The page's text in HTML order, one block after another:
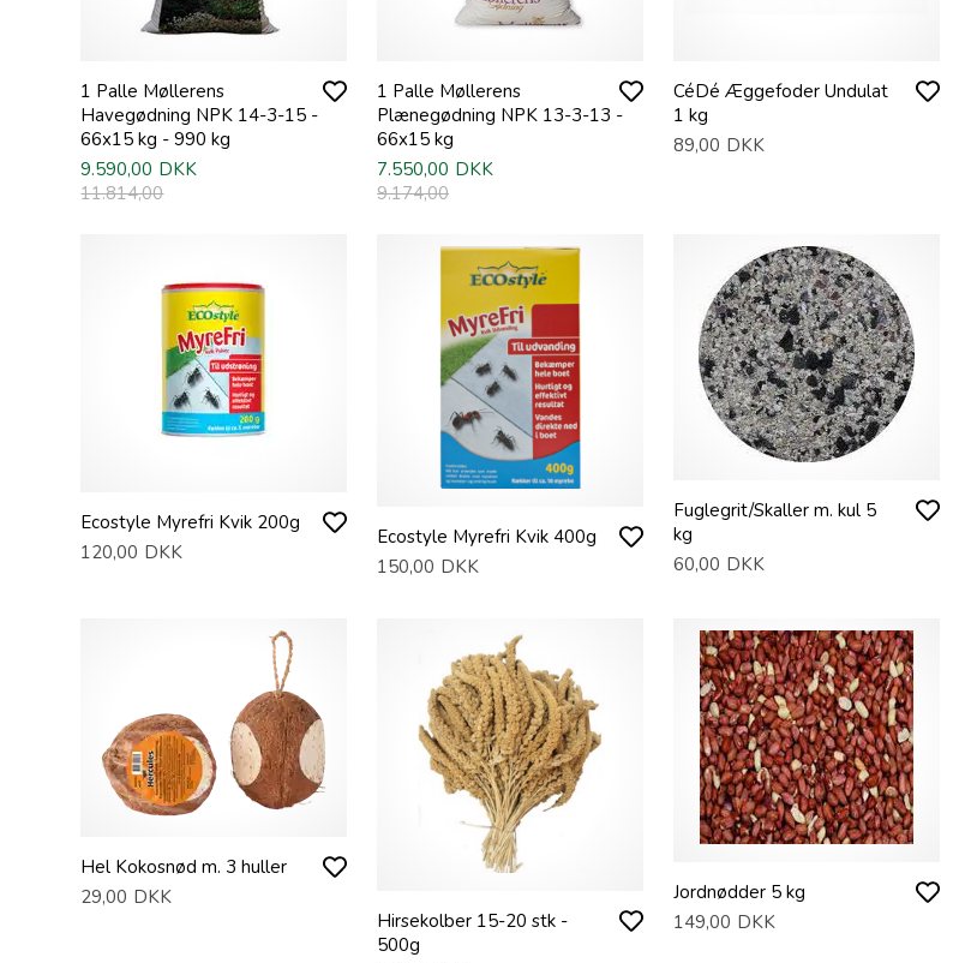
1 Palle Møllerens
Havegødning NPK 14-3-15 -
66x15 kg - 990 kg
9.590,00 DKK
11.814,00
1 Palle Møllerens
Plænegødning NPK 13-3-13 -
66x15 kg
7.550,00 DKK
9.174,00
CéDé Æggefoder Undulat
1 kg
89,00 DKK
Ecostyle Myrefri Kvik 200g
120,00 DKK
Ecostyle Myrefri Kvik 400g
150,00 DKK
Fuglegrit/Skaller m. kul 5
kg
60,00 DKK
Hel Kokosnød m. 3 huller
29,00 DKK
Hirsekolber 15-20 stk -
500g
Jordnødder 5 kg
149,00 DKK